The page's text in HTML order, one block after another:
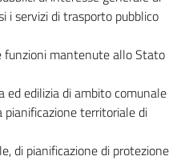
V-bis
dismissione del patrimonio pubblico, e
economico-finanziaria
patrimoniale delle imprese del settore
i servizi di trasporto pubblico
funzioni mantenute allo Stato
ed edilizia di ambito comunale
territoriale di
di pianificazione di protezione